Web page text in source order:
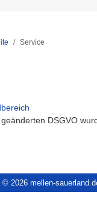
Service
DSGVO
© 2026 mellen-